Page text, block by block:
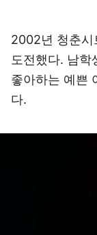
2002년 청춘시
도전했다. 남학
좋아하는 예쁜
다.